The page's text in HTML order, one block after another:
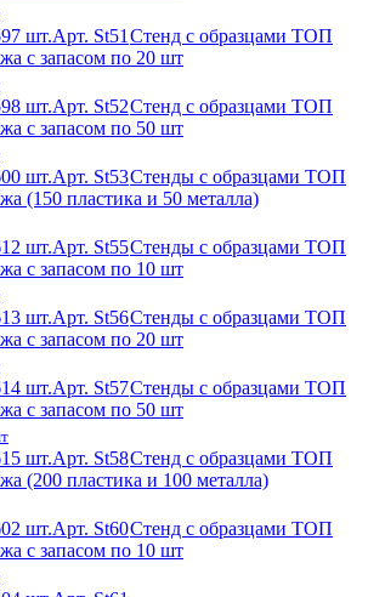
шт.Арт. St51 Стенд с образцами ТОП
с запасом по 20 шт
шт.Арт. St52Стенд с образцами ТОП
с запасом по 50 шт
шт.Арт. St53Стенды с образцами ТОП
(150 пластика и 50 металла)
шт.Арт. St55Стенды с образцами ТОП
с запасом по 10 шт
шт.Арт. St56Стенды с образцами ТОП
с запасом по 20 шт
шт.Арт. St57Стенды с образцами ТОП
с запасом по 50 шт
шт.Арт. St58Стенд с образцами ТОП
(200 пластика и 100 металла)
шт.Арт. St60Стенд с образцами ТОП
с запасом по 10 шт